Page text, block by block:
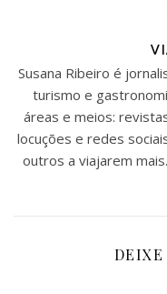
Susana Ribeiro é
turismo e
áreas e meios:
locuções e redes
outros a viajarem mais.
DEIXE